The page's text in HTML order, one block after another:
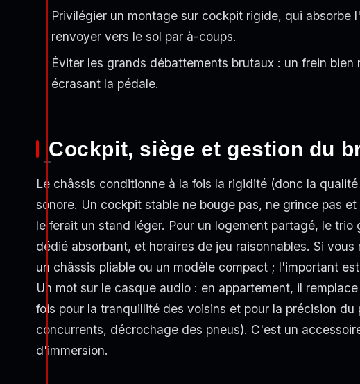
Privilégier un montage sur cockpit rigide, qui absorbe
renvoyer vers le sol par à-coups.
Éviter les grands débattements brutaux : un frein
écrasant la pédale.
Cockpit, siège et gestion du
Le châssis conditionne à la fois la rigidité (donc la
sonore. Un cockpit stable ne bouge pas, ne grince pas
le ferait un stand léger. Pour un logement partagé, le
dédié absorbant, et horaires de jeu raisonnables. Si
un châssis pliable ou un modèle compact ; l'important
Un mot sur le casque audio : en appartement, il
fois pour la tranquillité des voisins et pour la précision
concurrents, décrochage des pneus). C'est un
d'immersion.